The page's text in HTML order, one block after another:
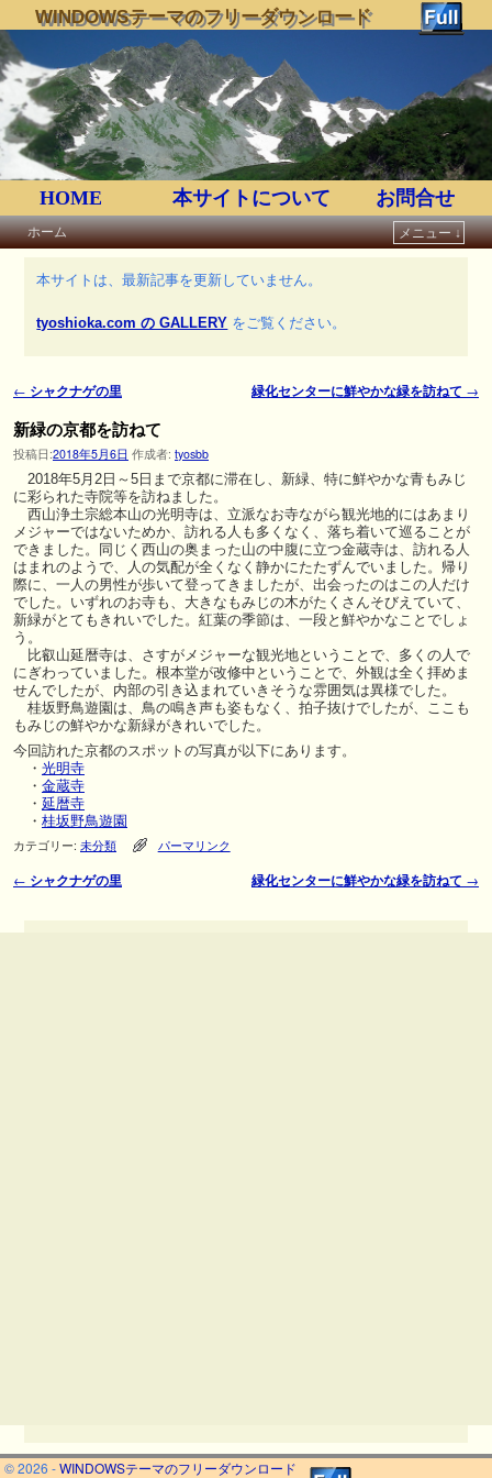
WINDOWSテーマのフリーダウンロード
HOME 本サイトについて お問合せ
ホーム
メニュー ↓
本サイトは、最新記事を更新していません。
tyoshioka.com の GALLERY をご覧ください。
投稿ナビゲーション
← シャクナゲの里 緑化センターに鮮やかな緑を訪ねて →
新緑の京都を訪ねて
投稿日:2018年5月6日 作成者: tyosbb
2018年5月2日～5日まで京都に滞在し、新緑、特に鮮やかな青もみじ
に彩られた寺院等を訪ねました。
西山浄土宗総本山の光明寺は、立派なお寺ながら観光地的にはあまり
メジャーではないためか、訪れる人も多くなく、落ち着いて巡ることが
できました。同じく西山の奥まった山の中腹に立つ金蔵寺は、訪れる人
はまれのようで、人の気配が全くなく静かにたたずんでいました。帰り
際に、一人の男性が歩いて登ってきましたが、出会ったのはこの人だけ
でした。いずれのお寺も、大きなもみじの木がたくさんそびえていて、
新緑がとてもきれいでした。紅葉の季節は、一段と鮮やかなことでしょ
う。
比叡山延暦寺は、さすがメジャーな観光地ということで、多くの人で
にぎわっていました。根本堂が改修中ということで、外観は全く拝めま
せんでしたが、内部の引き込まれていきそうな雰囲気は異様でした。
桂坂野鳥遊園は、鳥の鳴き声も姿もなく、拍子抜けでしたが、ここも
もみじの鮮やかな新緑がきれいでした。
今回訪れた京都のスポットの写真が以下にあります。
・ 光明寺
・ 金蔵寺
・ 延暦寺
・ 桂坂野鳥遊園
カテゴリー: 未分類 パーマリンク
投稿ナビゲーション
← シャクナゲの里 緑化センターに鮮やかな緑を訪ねて →
© 2026 -WINDOWSテーマのフリーダウンロード